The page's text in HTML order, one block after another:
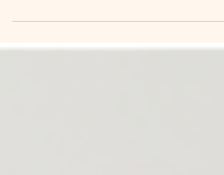
Ménoche sont empreintes d’une grande
intelligence et d’une grande...